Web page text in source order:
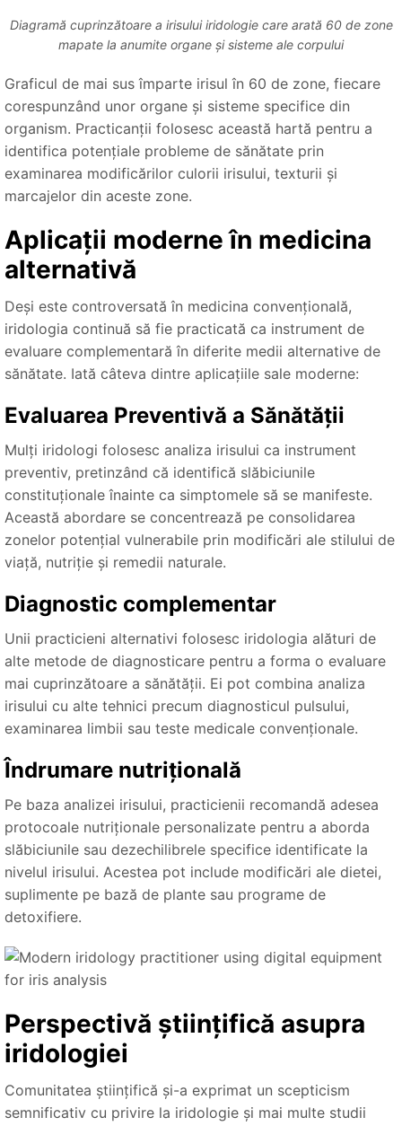
Diagramă cuprinzătoare a irisului iridologie care arată 60 de zone
mapate la anumite organe și sisteme ale corpului
Graficul de mai sus împarte irisul în 60 de zone, fiecare
corespunzând unor organe și sisteme specifice din
organism. Practicanții folosesc această hartă pentru a
identifica potențiale probleme de sănătate prin
examinarea modificărilor culorii irisului, texturii și
marcajelor din aceste zone.
Aplicații moderne în medicina
alternativă
Deși este controversată în medicina convențională,
iridologia continuă să fie practicată ca instrument de
evaluare complementară în diferite medii alternative de
sănătate. Iată câteva dintre aplicațiile sale moderne:
Evaluarea Preventivă a Sănătății
Mulți iridologi folosesc analiza irisului ca instrument
preventiv, pretinzând că identifică slăbiciunile
constituționale înainte ca simptomele să se manifeste.
Această abordare se concentrează pe consolidarea
zonelor potențial vulnerabile prin modificări ale stilului de
viață, nutriție și remedii naturale.
Diagnostic complementar
Unii practicieni alternativi folosesc iridologia alături de
alte metode de diagnosticare pentru a forma o evaluare
mai cuprinzătoare a sănătății. Ei pot combina analiza
irisului cu alte tehnici precum diagnosticul pulsului,
examinarea limbii sau teste medicale convenționale.
Îndrumare nutrițională
Pe baza analizei irisului, practicienii recomandă adesea
protocoale nutriționale personalizate pentru a aborda
slăbiciunile sau dezechilibrele specifice identificate la
nivelul irisului. Acestea pot include modificări ale dietei,
suplimente pe bază de plante sau programe de
detoxifiere.
Perspectivă științifică asupra
iridologiei
Comunitatea științifică și-a exprimat un scepticism
semnificativ cu privire la iridologie și mai multe studii